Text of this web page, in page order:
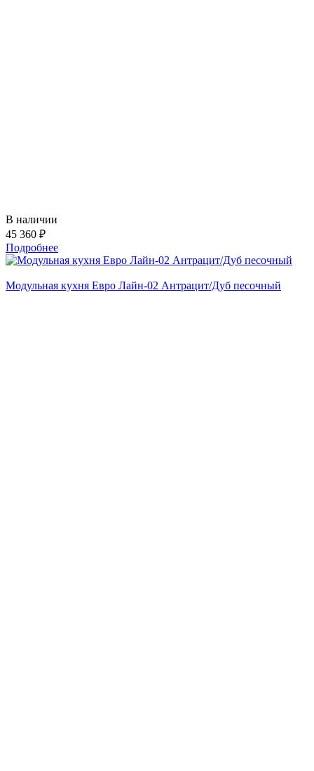
В наличии
45 360 ₽
Подробнее
Модульная кухня Евро Лайн-02 Антрацит/Дуб песочный